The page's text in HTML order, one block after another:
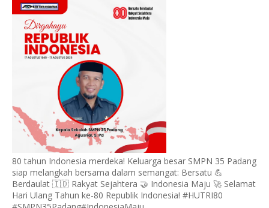
80 tahun Indonesia merdeka! Keluarga besar SMPN 35 Padang
siap melangkah bersama dalam semangat: Bersatu 💪
Berdaulat 🇮🇩 Rakyat Sejahtera 🤝 Indonesia Maju 🚀 Selamat
Hari Ulang Tahun ke-80 Republik Indonesia! #HUTRI80